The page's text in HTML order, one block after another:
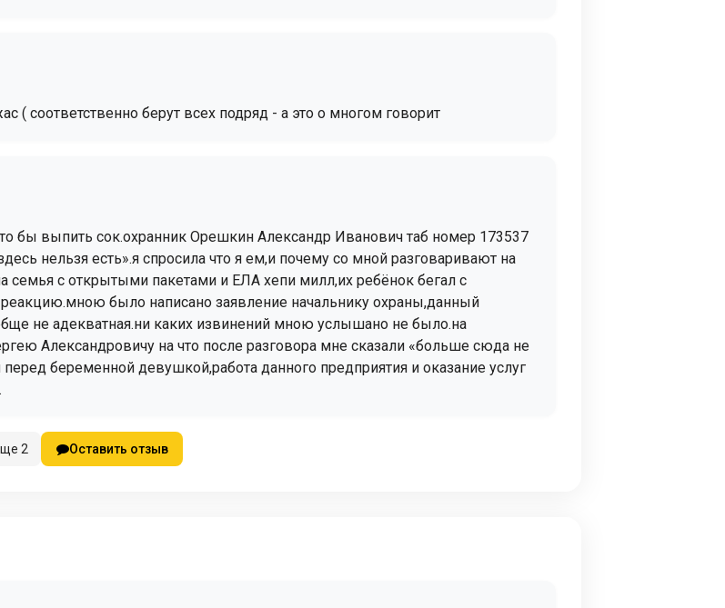
( соответственно берут всех подряд - а это о многом говорит
бы выпить сок.охранник Орешкин Александр Иванович таб номер 173537
нельзя есть».я спросила что я ем,и почему со мной разговаривают на
с открытыми пакетами и ЕЛА хепи милл,их ребёнок бегал с
было написано заявление начальнику охраны,данный
не адекватная.ни каких извинений мною услышано не было.на
Александровичу на что после разговора мне сказали «больше сюда не
беременной девушкой,работа данного предприятия и оказание услуг
2 Оставить отзыв